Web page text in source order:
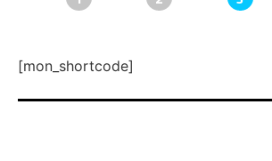
[mon_shortcode]